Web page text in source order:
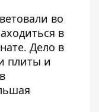
во
в
Дело в
плиты и